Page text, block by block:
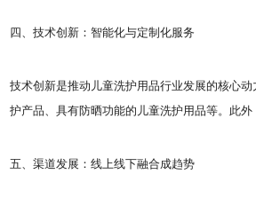
四、技术创新：智能化与定制化服务
技术创新是推动儿童洗护用品行业发展的核心
护产品、具有防晒功能的儿童洗护用品等。此
五、渠道发展：线上线下融合成趋势